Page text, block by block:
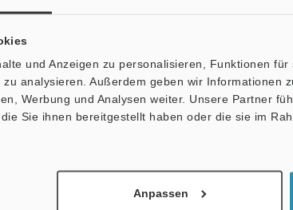
und Anzeigen zu personalisieren, Funktionen
analysieren. Außerdem geben wir Informationen
Werbung und Analysen weiter. Unsere Partner
Sie ihnen bereitgestellt haben oder die sie im
Anpassen
2-m-Kabel)
Datenblatt (PDF) Andere Modelle